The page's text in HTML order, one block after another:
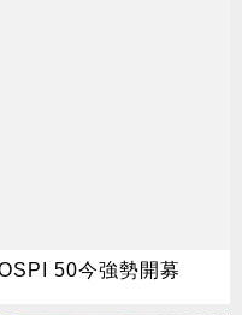
50今強勢開募